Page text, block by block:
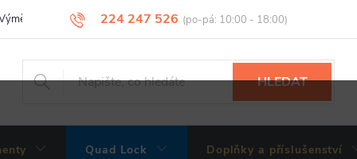
224 247 526
vrácení a reklamace zboží Obchodní podmínky
HLEDAT
Quad Lock Doplňky a příslušenství